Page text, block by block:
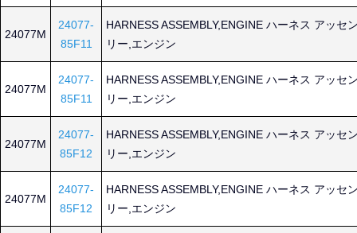
24077M
24077-
85F11
HARNESS ASSEMBLY,ENGINE ハーネス アッセ
リー,エンジン
24077M
24077-
85F11
HARNESS ASSEMBLY,ENGINE ハーネス アッセ
リー,エンジン
24077M
24077-
85F12
HARNESS ASSEMBLY,ENGINE ハーネス アッセ
リー,エンジン
24077M
24077-
85F12
HARNESS ASSEMBLY,ENGINE ハーネス アッセ
リー,エンジン